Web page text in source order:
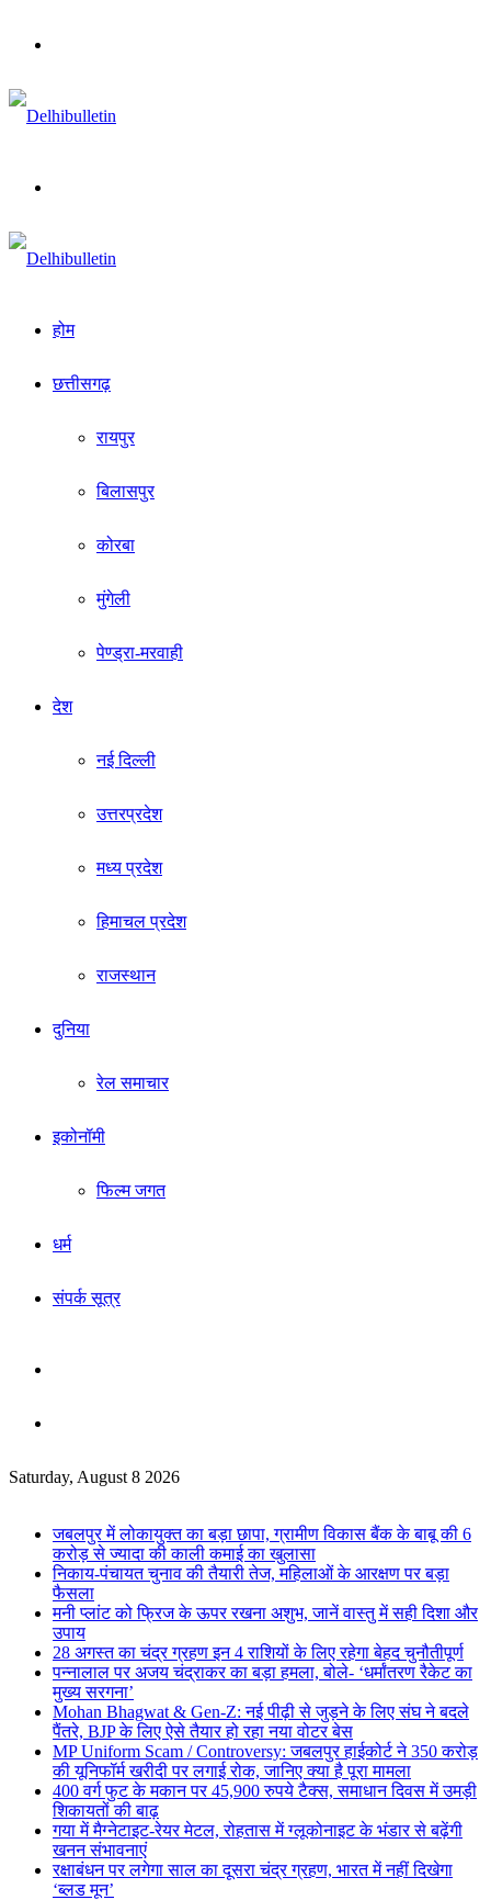
होम
छत्तीसगढ़
रायपुर
बिलासपुर
कोरबा
मुंगेली
पेण्ड्रा-मरवाही
देश
नई दिल्ली
उत्तरप्रदेश
मध्य प्रदेश
हिमाचल प्रदेश
राजस्थान
दुनिया
रेल समाचार
इकोनॉमी
फिल्म जगत
धर्म
संपर्क सूत्र
for
Saturday, August 8 2026
जबलपुर में लोकायुक्त का बड़ा छापा, ग्रामीण विकास बैंक के बाबू की 6
करोड़ से ज्यादा की काली कमाई का खुलासा
निकाय-पंचायत चुनाव की तैयारी तेज, महिलाओं के आरक्षण पर बड़ा
फैसला
मनी प्लांट को फ्रिज के ऊपर रखना अशुभ, जानें वास्तु में सही दिशा और
उपाय
28 अगस्त का चंद्र ग्रहण इन 4 राशियों के लिए रहेगा बेहद चुनौतीपूर्ण
पन्नालाल पर अजय चंद्राकर का बड़ा हमला, बोले- ‘धर्मांतरण रैकेट का
मुख्य सरगना’
Mohan Bhagwat & Gen-Z: नई पीढ़ी से जुड़ने के लिए संघ ने बदले
पैंतरे, BJP के लिए ऐसे तैयार हो रहा नया वोटर बेस
MP Uniform Scam / Controversy: जबलपुर हाईकोर्ट ने 350 करोड़
की यूनिफॉर्म खरीदी पर लगाई रोक, जानिए क्या है पूरा मामला
400 वर्ग फुट के मकान पर 45,900 रुपये टैक्स, समाधान दिवस में उमड़ी
शिकायतों की बाढ़
गया में मैग्नेटाइट-रेयर मेटल, रोहतास में ग्लूकोनाइट के भंडार से बढ़ेंगी
खनन संभावनाएं
रक्षाबंधन पर लगेगा साल का दूसरा चंद्र ग्रहण, भारत में नहीं दिखेगा
‘ब्लड मून’